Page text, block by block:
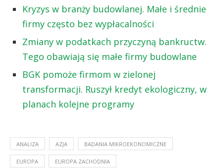
Kryzys w branży budowlanej. Małe i średnie
firmy często bez wypłacalności
Zmiany w podatkach przyczyną bankructw.
Tego obawiają się małe firmy budowlane
BGK pomoże firmom w zielonej
transformacji. Ruszył kredyt ekologiczny, w
planach kolejne programy
ANALIZA AZJA BADANIA MIKROEKONOMICZNE
EUROPA EUROPA ZACHODNIA